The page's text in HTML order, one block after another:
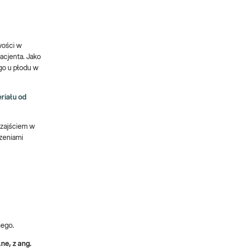
w
Jako
u płodu w
od
w
z ang.